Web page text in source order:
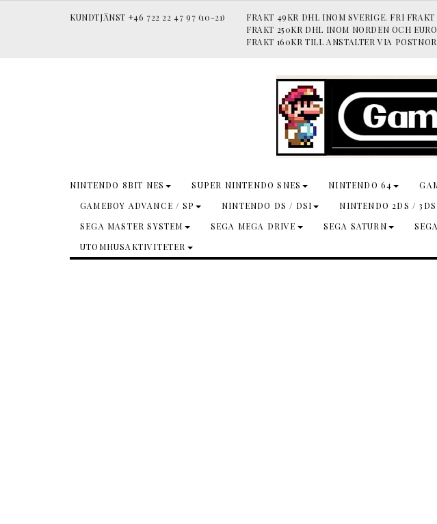
KUNDTJÄNST +46 722 22 47 97 (10-21)
FRAKT 49KR DHL INOM SVERIGE. FRI FRAKT
FRAKT 250KR DHL INOM NORDEN OCH
FRAKT 160KR TILL ANSTALTER VIA
NINTENDO 8BIT NES SUPER NINTENDO SNES NINTENDO 64
GAMEBOY ADVANCE / SP
NINTENDO DS / DSI NINTENDO 2DS / 3DS
SEGA MASTER SYSTEM
SEGA MEGA DRIVE SEGA SATURN
UTOMHUSAKTIVITETER